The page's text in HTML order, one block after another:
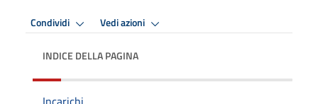
Condividi Vedi azioni
INDICE DELLA PAGINA